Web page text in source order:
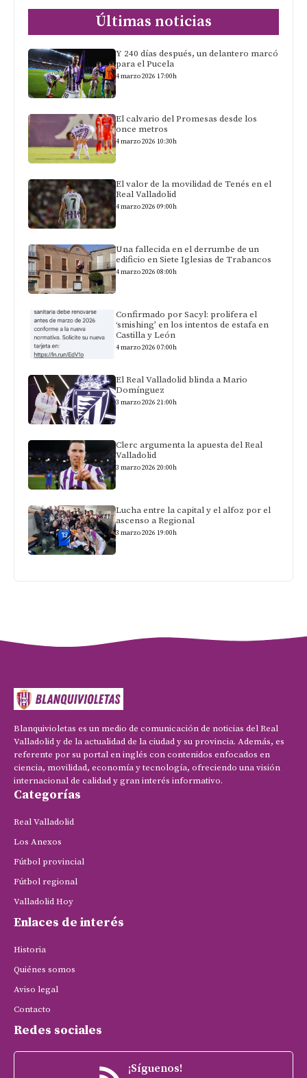
Últimas noticias
Y 240 días después, un delantero marcó
para el Pucela
4 marzo 2026 17:00h
El calvario del Promesas desde los
once metros
4 marzo 2026 10:30h
El valor de la movilidad de Tenés en el
Real Valladolid
4 marzo 2026 09:00h
Una fallecida en el derrumbe de un
edificio en Siete Iglesias de Trabancos
4 marzo 2026 08:00h
Confirmado por Sacyl: prolifera el
‘smishing’ en los intentos de estafa en
Castilla y León
4 marzo 2026 07:00h
El Real Valladolid blinda a Mario
Domínguez
3 marzo 2026 21:00h
Clerc argumenta la apuesta del Real
Valladolid
3 marzo 2026 20:00h
Lucha entre la capital y el alfoz por el
ascenso a Regional
3 marzo 2026 19:00h
Blanquivioletas es un medio de comunicación de noticias del Real
Valladolid y de la actualidad de la ciudad y su provincia. Además, es
referente por su portal en inglés con contenidos enfocados en
ciencia, movilidad, economía y tecnología, ofreciendo una visión
internacional de calidad y gran interés informativo.
Categorías
Real Valladolid
Los Anexos
Fútbol provincial
Fútbol regional
Valladolid Hoy
Enlaces de interés
Historia
Quiénes somos
Aviso legal
Contacto
Redes sociales
¡Síguenos!